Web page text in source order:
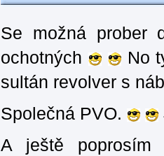
Se možná prober
ochotných
No
sultán revolver s
Společná PVO.
A ještě poprosím